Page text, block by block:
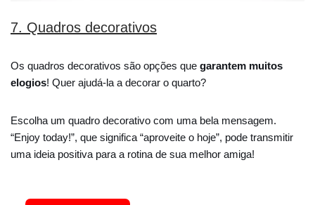
7. Quadros decorativos
Os quadros decorativos são opções que garantem muitos
elogios! Quer ajudá-la a decorar o quarto?
Escolha um quadro decorativo com uma bela mensagem.
“Enjoy today!”, que significa “aproveite o hoje”, pode transmitir
uma ideia positiva para a rotina de sua melhor amiga!